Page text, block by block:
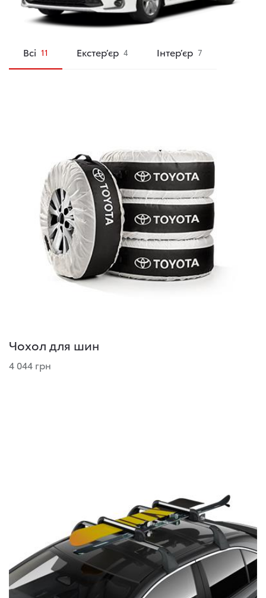
Всі 11 Екстер’єр 4 Інтер’єр 7
Чохол для шин
4 044 грн